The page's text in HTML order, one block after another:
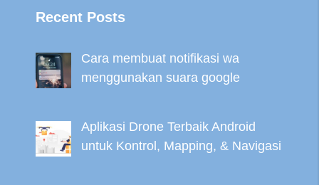
Recent Posts
Cara membuat notifikasi wa
menggunakan suara google
Aplikasi Drone Terbaik Android
untuk Kontrol, Mapping, & Navigasi